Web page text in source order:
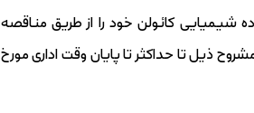
شیمیایی کائولن خود را از طریق مناقصه
ذیل تا حداکثر تا پایان وقت اداری مورخ